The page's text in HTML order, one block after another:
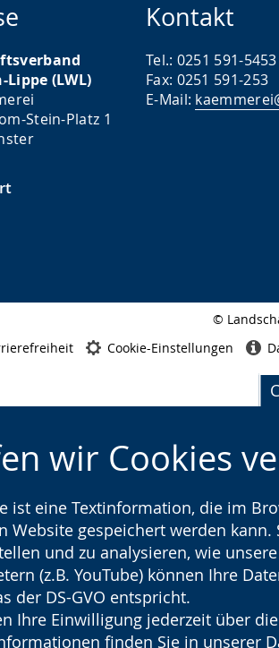
wir Cookies
ist eine Textinformation, die im
Website gespeichert werden
und zu analysieren, wie
(z.B. YouTube) können Ihre
der DS-GVO entspricht.
Ihre Einwilligung jederzeit über
finden Sie in unserer
Lippe (LWL)
Stein-Platz 1
Kontakt
Tel.: 0251 591-5453
Fax: 0251 591-253
E-Mail:
©
Cookie-Einstellungen